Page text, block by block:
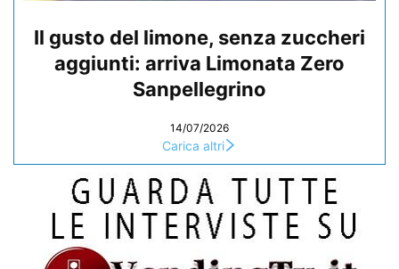
Il gusto del limone, senza zuccheri
aggiunti: arriva Limonata Zero
Sanpellegrino
14/07/2026
Carica altri